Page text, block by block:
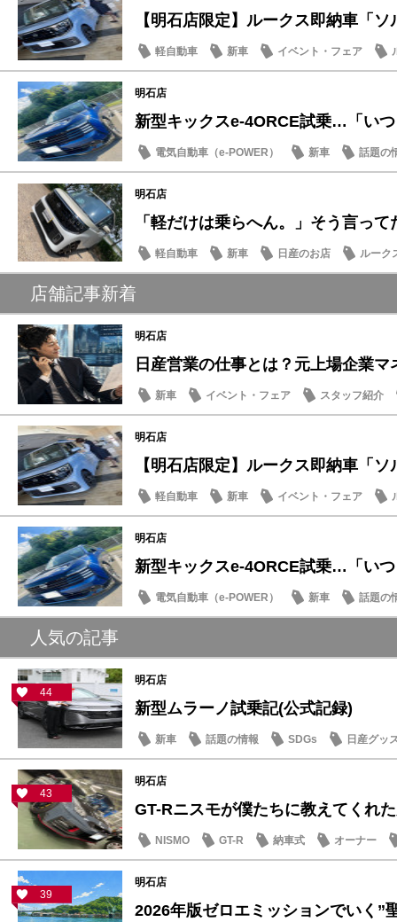
【明石店限定】ルークス即納車「
軽自動車 新車 イベント・フェア
明石店
新型キックスe-4ORCE試乗…「い
電気自動車（e-POWER） 新車 話題の
明石店
「軽だけは乗らへん。」そう言っ
軽自動車 新車 日産のお店 ルーク
店舗記事新着
明石店
日産営業の仕事とは？元上場企業マ
新車 イベント・フェア スタッフ紹介
明石店
【明石店限定】ルークス即納車「
軽自動車 新車 イベント・フェア
明石店
新型キックスe-4ORCE試乗…「い
電気自動車（e-POWER） 新車 話題の
人気の記事
44
明石店
新型ムラーノ試乗記(公式記録)
新車 話題の情報 SDGs 日産グッ
43
明石店
GT-Rニスモが僕たちに教えてくれ
NISMO GT-R 納車式 オーナー
39
明石店
2026年版ゼロエミッションでいく”